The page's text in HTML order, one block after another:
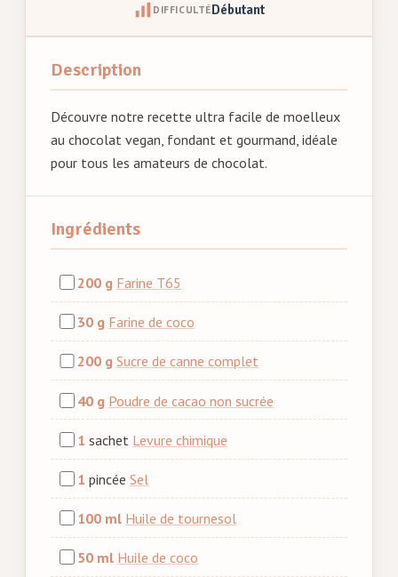
DIFFICULTÉDébutant
Description
Découvre notre recette ultra facile de moelleux
au chocolat vegan, fondant et gourmand, idéale
pour tous les amateurs de chocolat.
Ingrédients
200 g Farine T65
30 g Farine de coco
200 g Sucre de canne complet
40 g Poudre de cacao non sucrée
1 sachet Levure chimique
1 pincéeSel
100 ml Huile de tournesol
50 ml Huile de coco